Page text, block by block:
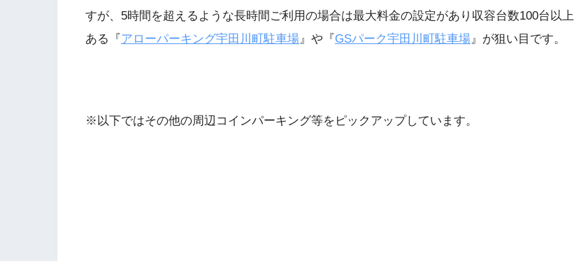
すが、5時間を超えるような長時間ご利用の場合は最大料金の設定があり収容台数100台以上
ある『アローパーキング宇田川町駐車場』や『GSパーク宇田川町駐車場』が狙い目です。
※以下ではその他の周辺コインパーキング等をピックアップしています。